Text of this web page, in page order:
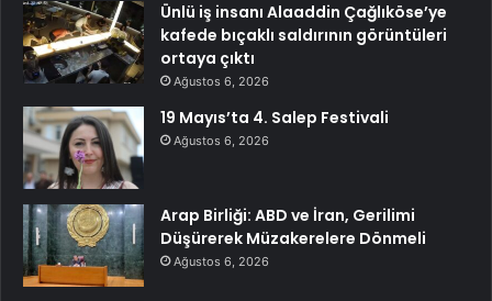
Ünlü iş insanı Alaaddin Çağlıköse’ye
kafede bıçaklı saldırının görüntüleri
ortaya çıktı
Ağustos 6, 2026
19 Mayıs’ta 4. Salep Festivali
Ağustos 6, 2026
Arap Birliği: ABD ve İran, Gerilimi
Düşürerek Müzakerelere Dönmeli
Ağustos 6, 2026